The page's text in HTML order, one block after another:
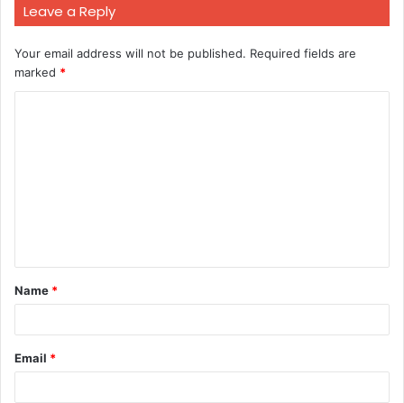
Leave a Reply
Your email address will not be published. Required fields are
marked *
t
*
Name *
Email *